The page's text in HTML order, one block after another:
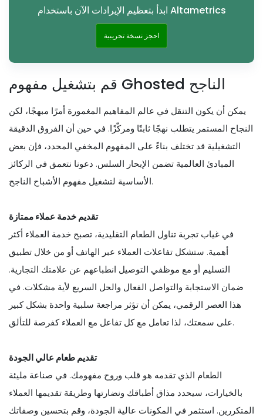
ابدأ بتعظيم الإيرادات الآن باستخدام Altametrics
احجز نسخة تجريبية
قم بتشغيل مفهوم Ghosted الناجح
يمكن أن يكون التنقل في عالم المفاهيم المغمورة أمرًا مبهجًا، لكن
النجاح المستمر يتطلب نهجًا ثابتًا ومركّزًا. في حين أن الفروق الدقيقة
التشغيلية قد تختلف بناءً على المفهوم المخفي المحدد، فإن بعض
المبادئ العالمية تضمن الإبحار السلس. دعونا نتعمق في الركائز
الأساسية لتشغيل مفهوم الأشباح الناجح.
تقديم خدمة عملاء ممتازة
في غياب تجربة تناول الطعام التقليدية، تصبح خدمة العملاء أكثر
أهمية. ستشكل تفاعلات العملاء عبر الهاتف أو من خلال تطبيق
التسليم أو مع موظفي التوصيل انطباعهم عن علامتك التجارية.
ضمان الاستجابة والتواصل الفعال والحل السريع لأية مشكلات. في
هذا العصر الرقمي، يمكن أن تؤثر مراجعة سلبية واحدة بشكل كبير
على سمعتك، لذا تعامل مع كل تفاعل مع العملاء كفرصة للتألق.
تقديم طعام عالي الجودة
الطعام الذي تقدمه هو قلب وروح مفهومك. في صناعة مليئة
بالخيارات، سيحدد مذاق أطباقك ونضارتها وطريقة تقديمها العملاء
المتكررين. استثمر في المكونات عالية الجودة، وقم بتحسين وصفاتك